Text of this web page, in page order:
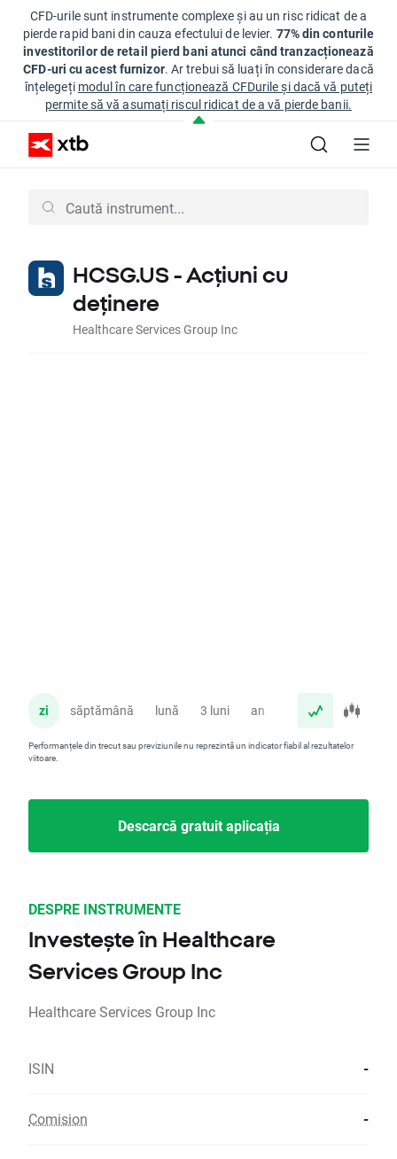
CFD-urile sunt instrumente complexe și au un risc ridicat de a
pierde rapid bani din cauza efectului de levier. 77% din conturile
investitorilor de retail pierd bani atunci când tranzacționează
CFD-uri cu acest furnizor. Ar trebui să luați în considerare dacă
înțelegeți modul în care funcționează CFDurile și dacă vă puteți
permite să vă asumați riscul ridicat de a vă pierde banii.
HCSG.US - Acțiuni cu
deținere
Healthcare Services Group Inc
zi săptămână lună 3 luni an
Performanțele din trecut sau previziunile nu reprezintă un indicator fiabil al rezultatelor
viitoare.
Descarcă gratuit aplicația
DESPRE INSTRUMENTE
Investește în Healthcare
Services Group Inc
Healthcare Services Group Inc
ISIN -
Comision -